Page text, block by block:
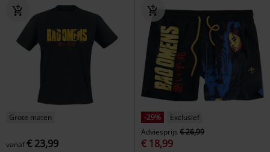
Grote maten
vanaf€ 23,99
-29%
Exclusief
Adviesprijs € 26,99
€ 18,99